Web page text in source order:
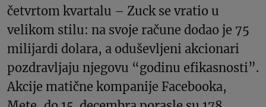
četvrtom kvartalu – Zuck se vratio u
velikom stilu: na svoje račune dodao je 75
milijardi dolara, a oduševljeni akcionari
pozdravljaju njegovu “godinu efikasnosti”.
Akcije matične kompanije Facebooka,